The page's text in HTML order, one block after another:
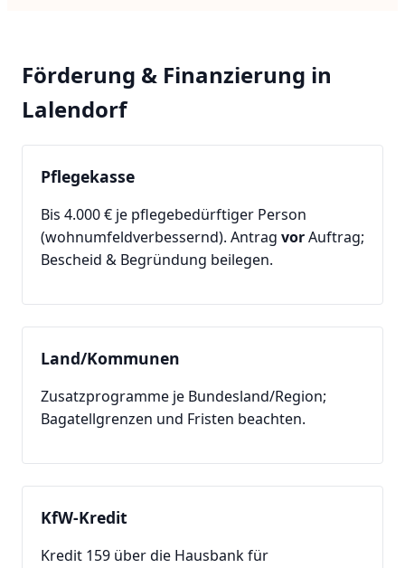
Förderung & Finanzierung in
Lalendorf
Pflegekasse
Bis 4.000 € je pflegebedürftiger Person
(wohnumfeldverbessernd). Antrag vorAuftrag;
Bescheid & Begründung beilegen.
Land/Kommunen
Zusatzprogramme je Bundesland/Region;
Bagatellgrenzen und Fristen beachten.
KfW-Kredit
Kredit 159 über die Hausbank für